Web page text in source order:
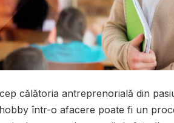
călătoria antreprenorială din
într-o afacere poate fi un